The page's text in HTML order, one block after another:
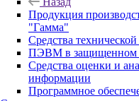
Продукция
"Гамма"
Средства
ПЭВМ в защищенном
Средства оценки и
информации
Программное